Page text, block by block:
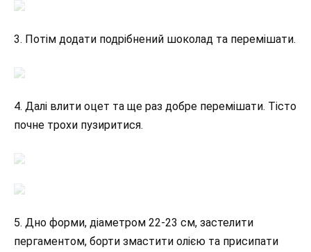
3. Потім додати подрібнений шоколад та перемішати.
4. Далі влити оцет та ще раз добре перемішати. Тісто
почне трохи пузиритися.
5. Дно форми, діаметром 22-23 см, застелити
пергаментом, борти змастити олією та присипати